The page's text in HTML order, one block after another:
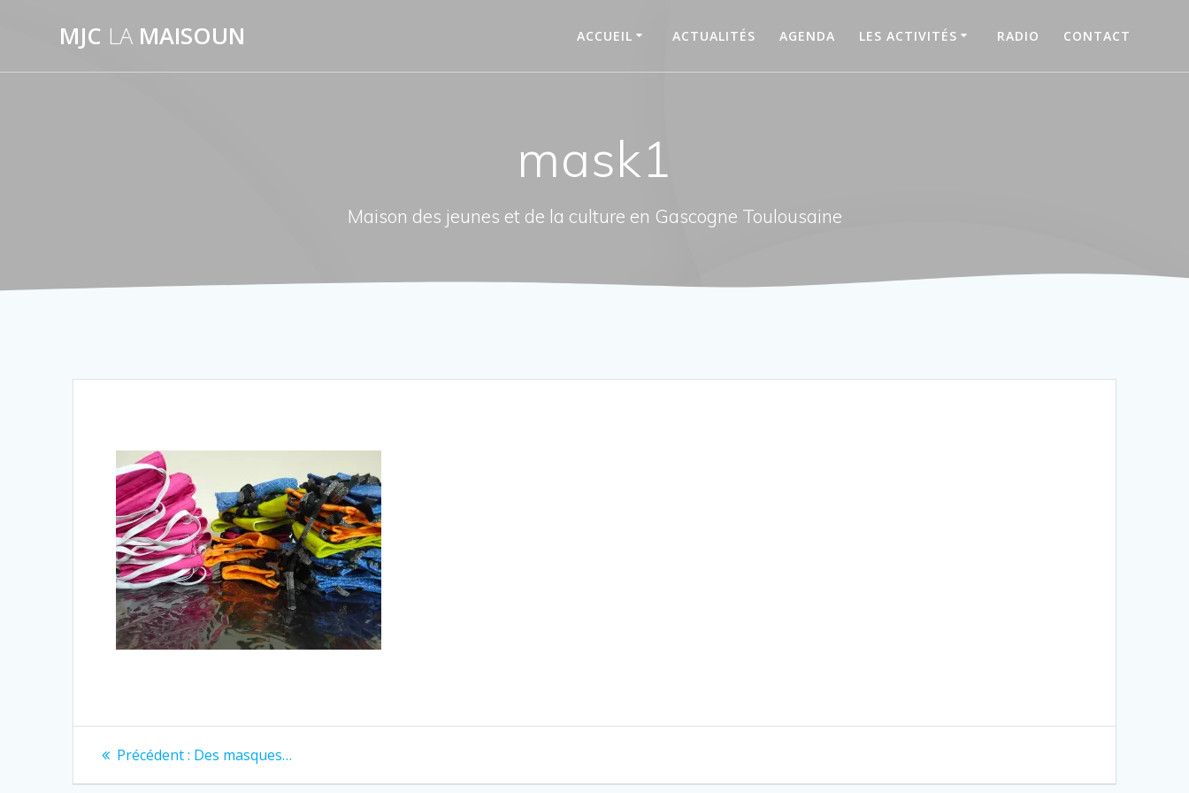
MJC LA MAISOUN ACCUEIL ACTUALITÉS AGENDA LES ACTIVITÉS RADIO CONTACT
mask1
Maison des jeunes et de la culture en Gascogne Toulousaine
Navigation
Précédent : Article
Des masques…